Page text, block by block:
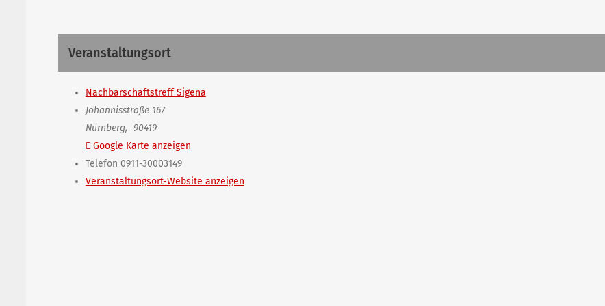
Veranstaltungsort
Nachbarschaftstreff Sigena
Johannisstraße 167
Nürnberg,
90419
Google Karte anzeigen
Telefon 0911-30003149
Veranstaltungsort-Website anzeigen